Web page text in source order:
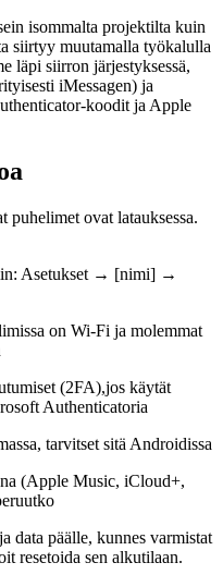
isommalta projektilta kuin
siirtyy muutamalla työkalulla
läpi siirron järjestyksessä,
iMessagen) ja
koodit ja Apple
puhelimet ovat latauksessa.
Asetukset → [nimi] →
on Wi-Fi ja molemmat
(2FA),jos käytät
Authenticatoria
tarvitset sitä Androidissa
(Apple Music, iCloud+,
data päälle, kunnes varmistat
resetoida sen alkutilaan.